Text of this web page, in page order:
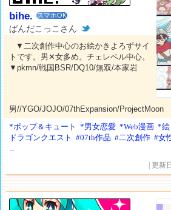
bihe. スマホOK
ぱんだこっこさん
▼二次創作中心のお絵かきよろずサイ
トです。男✕女多め。チェレベル中心。
▼pkmn/戦国BSR/DQ10/無双/本家岩
男//YGO/JOJO/07thExpansion/ProjectMoon
*ポップ＆キュート
*男女恋愛 *Web漫画 *絵
ドラゴンクエスト
#07th作品 #二次創作 #女
...
| 更新